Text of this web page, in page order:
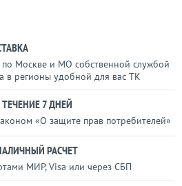
по Москве и МО собственной службой
в регионы удобной для вас ТК
7 ДНЕЙ
«О защите прав потребителей»
РАСЧЕТ
МИР, Visa или через СБП